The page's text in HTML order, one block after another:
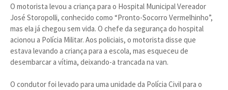
O motorista levou a criança para o Hospital Municipal Vereador
José Storopolli, conhecido como “Pronto-Socorro Vermelhinho”,
mas ela já chegou sem vida. O chefe da segurança do hospital
acionou a Polícia Militar. Aos policiais, o motorista disse que
estava levando a criança para a escola, mas esqueceu de
desembarcar a vítima, deixando-a trancada na van.
O condutor foi levado para uma unidade da Polícia Civil para o